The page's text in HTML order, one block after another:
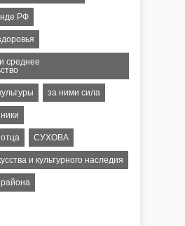
РФ
среднее
за ними сила
СУХОВА
и культурного наследия